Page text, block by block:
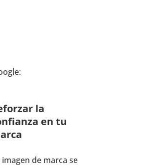
la
en tu
imagen de marca se